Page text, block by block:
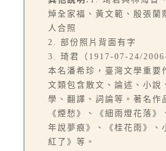
焯全家福、黃文範、殷張蘭
人合照
2. 部份照片背面有字
3. 琦君（1917-07-24/
本名潘希珍，臺灣文學重要
文類包含散文、論述、小說
學、翻譯、詞論等。著名作
《煙愁》、《細雨燈花落》
年說夢痕》、《桂花雨》、
紅了》等。